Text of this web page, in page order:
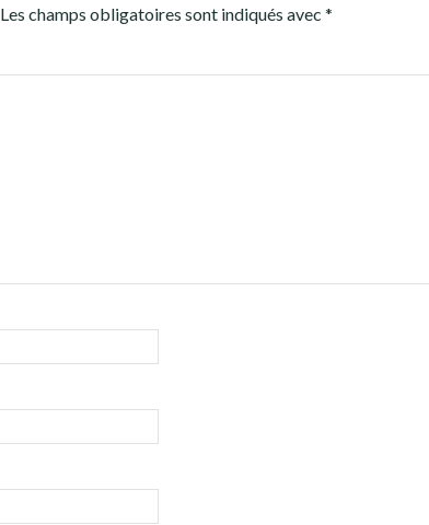
Les champs obligatoires sont indiqués avec *